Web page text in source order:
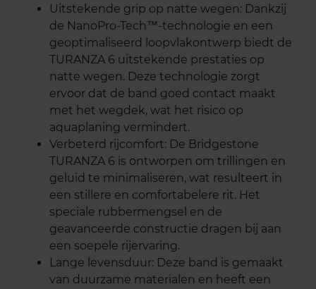
Uitstekende grip op natte wegen: Dankzij
de NanoPro-Tech™-technologie en een
geoptimaliseerd loopvlakontwerp biedt de
TURANZA 6 uitstekende prestaties op
natte wegen. Deze technologie zorgt
ervoor dat de band goed contact maakt
met het wegdek, wat het risico op
aquaplaning vermindert.
Verbeterd rijcomfort: De Bridgestone
TURANZA 6 is ontworpen om trillingen en
geluid te minimaliseren, wat resulteert in
een stillere en comfortabelere rit. Het
speciale rubbermengsel en de
geavanceerde constructie dragen bij aan
een soepele rijervaring.
Lange levensduur: Deze band is gemaakt
van duurzame materialen en heeft een